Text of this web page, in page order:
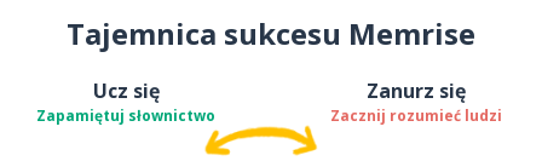
Tajemnica sukcesu Memrise
Ucz się
Zapamiętuj słownictwo
Zanurz się
Zacznij rozumieć ludzi